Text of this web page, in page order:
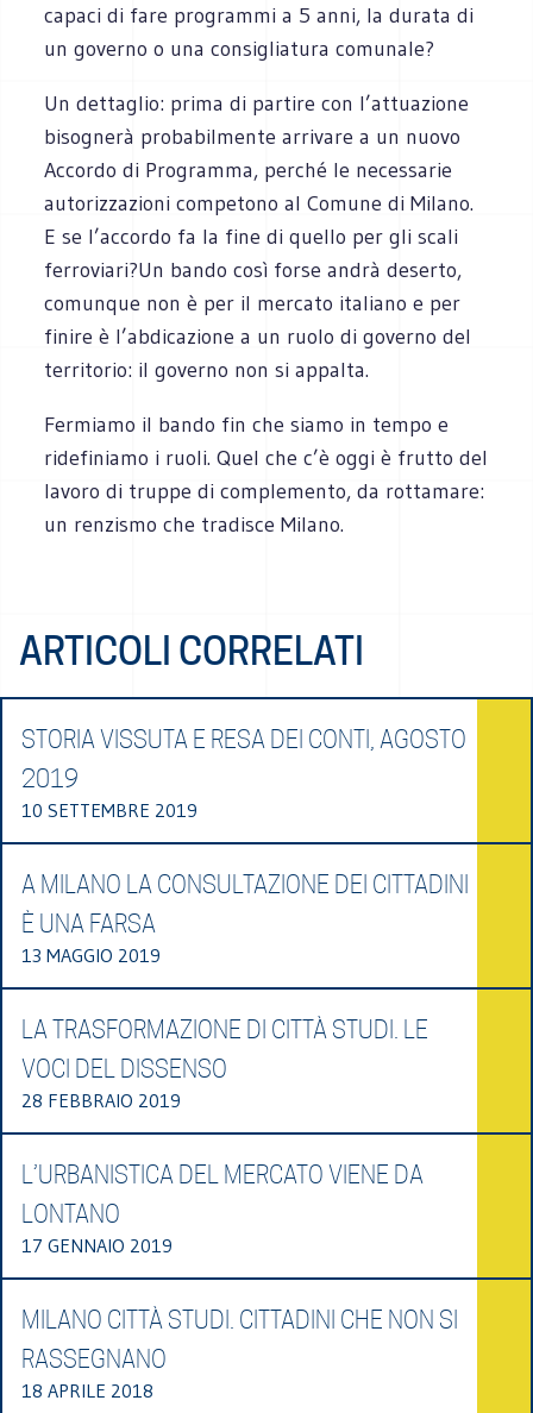
capaci di fare programmi a 5 anni, la durata di
un governo o una consigliatura comunale?
Un dettaglio: prima di partire con l’attuazione
bisognerà probabilmente arrivare a un nuovo
Accordo di Programma, perché le necessarie
autorizzazioni competono al Comune di Milano.
E se l’accordo fa la fine di quello per gli scali
ferroviari?Un bando così forse andrà deserto,
comunque non è per il mercato italiano e per
finire è l’abdicazione a un ruolo di governo del
territorio: il governo non si appalta.
Fermiamo il bando fin che siamo in tempo e
ridefiniamo i ruoli. Quel che c’è oggi è frutto del
lavoro di truppe di complemento, da rottamare:
un renzismo che tradisce Milano.
ARTICOLI CORRELATI
STORIA VISSUTA E RESA DEI CONTI, AGOSTO
2019
10 SETTEMBRE 2019
A MILANO LA CONSULTAZIONE DEI CITTADINI
È UNA FARSA
13 MAGGIO 2019
LA TRASFORMAZIONE DI CITTÀ STUDI. LE
VOCI DEL DISSENSO
28 FEBBRAIO 2019
L’URBANISTICA DEL MERCATO VIENE DA
LONTANO
17 GENNAIO 2019
MILANO CITTÀ STUDI. CITTADINI CHE NON SI
RASSEGNANO
18 APRILE 2018